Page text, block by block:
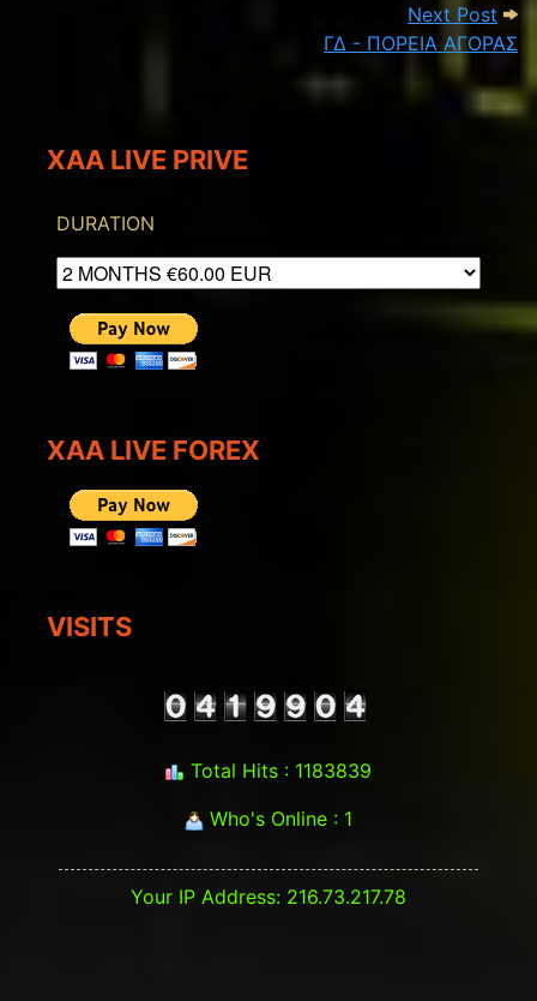
Next Post
ΓΔ - ΠΟΡΕΙΑ ΑΓΟΡΑΣ
XAA LIVE PRIVE
DURATION
XAA LIVE FOREX
VISITS
Total Hits : 1183839
Who's Online : 1
Your IP Address: 216.73.217.78